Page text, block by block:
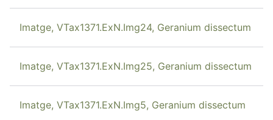
Imatge, VTax1371.ExN.Img24, Geranium dissectum
Imatge, VTax1371.ExN.Img25, Geranium dissectum
Imatge, VTax1371.ExN.Img5, Geranium dissectum